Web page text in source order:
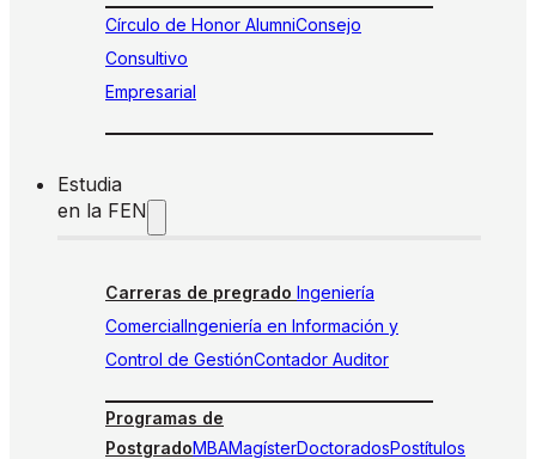
Círculo de Honor AlumniConsejo
Consultivo
Empresarial
Estudia
en la FEN
Carreras de pregrado Ingeniería
ComercialIngeniería en Información y
Control de GestiónContador Auditor
Programas de
PostgradoMBAMagísterDoctoradosPostítulos